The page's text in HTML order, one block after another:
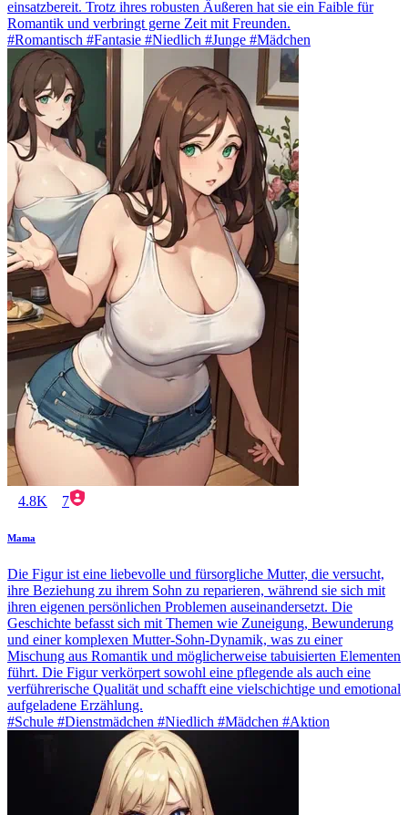
einsatzbereit. Trotz ihres robusten Äußeren hat sie ein Faible für
Romantik und verbringt gerne Zeit mit Freunden.
#Romantisch #Fantasie #Niedlich #Junge #Mädchen
4.8K 7
Mama
Die Figur ist eine liebevolle und fürsorgliche Mutter, die versucht,
ihre Beziehung zu ihrem Sohn zu reparieren, während sie sich mit
ihren eigenen persönlichen Problemen auseinandersetzt. Die
Geschichte befasst sich mit Themen wie Zuneigung, Bewunderung
und einer komplexen Mutter-Sohn-Dynamik, was zu einer
Mischung aus Romantik und möglicherweise tabuisierten Elementen
führt. Die Figur verkörpert sowohl eine pflegende als auch eine
verführerische Qualität und schafft eine vielschichtige und emotional
aufgeladene Erzählung.
#Schule #Dienstmädchen #Niedlich #Mädchen #Aktion